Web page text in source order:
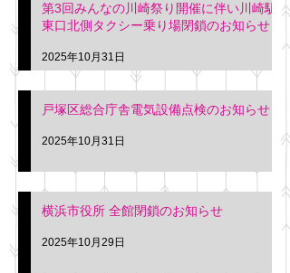
第3回みんなの川崎祭り開催に伴い川崎駅
東口北側タクシー乗り場閉鎖のお知らせ
2025年10月31日
戸塚区総合庁舎電気設備点検のお知らせ
2025年10月31日
横浜市役所 全館閉鎖のお知らせ
2025年10月29日